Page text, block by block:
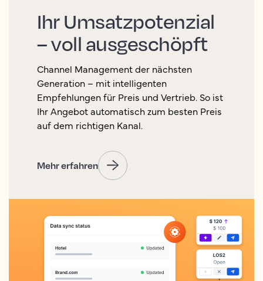
Ihr Umsatzpotenzial
– voll ausgeschöpft
Channel Management der nächsten
Generation – mit intelligenten
Empfehlungen für Preis und Vertrieb. So ist
Ihr Angebot automatisch zum besten Preis
auf dem richtigen Kanal.
Mehr erfahren